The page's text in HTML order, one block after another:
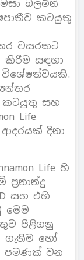
බලමින්
කටයුතු
කර වසරකට
කිරීම සඳහා
කටයුතු සහ
Life
දිනා
Life හි
සහ එහි
මෙම
පිළිගනු
ගැනීම හෝ
පමණක් වන